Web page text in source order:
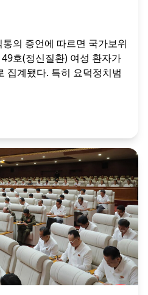
의 증언에 따르면 국가보위
호(정신질환) 여성 환자가
집계됐다. 특히 요덕정치범